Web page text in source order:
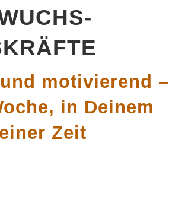
motivierend –
in Deinem
Zeit